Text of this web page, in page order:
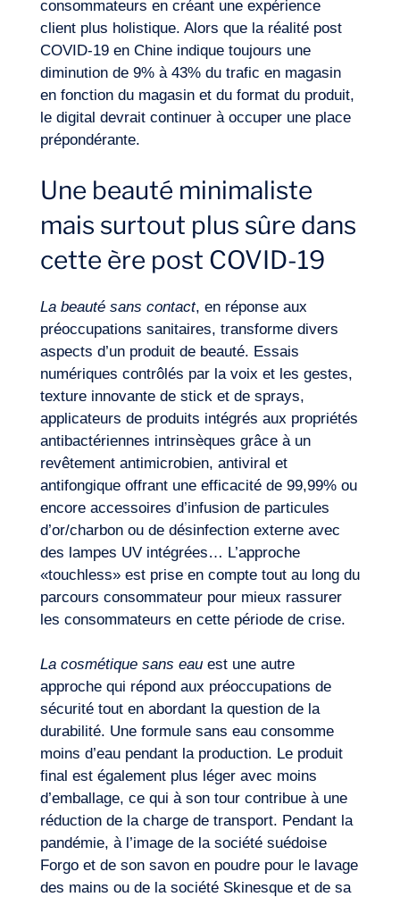
Journal de Bord
Nous contacter
FR
consommateurs en créant une expérience
client plus holistique. Alors que la réalité post
COVID-19 en Chine indique toujours une
diminution de 9% à 43% du trafic en magasin
en fonction du magasin et du format du produit,
le digital devrait continuer à occuper une place
prépondérante.
Une beauté minimaliste
mais surtout plus sûre dans
cette ère post COVID-19
La beauté sans contact, en réponse aux
préoccupations sanitaires, transforme divers
aspects d’un produit de beauté. Essais
numériques contrôlés par la voix et les gestes,
texture innovante de stick et de sprays,
applicateurs de produits intégrés aux propriétés
antibactériennes intrinsèques grâce à un
revêtement antimicrobien, antiviral et
antifongique offrant une efficacité de 99,99% ou
encore accessoires d’infusion de particules
d’or/charbon ou de désinfection externe avec
des lampes UV intégrées… L’approche
«touchless» est prise en compte tout au long du
parcours consommateur pour mieux rassurer
les consommateurs en cette période de crise.
La cosmétique sans eauest une autre
approche qui répond aux préoccupations de
sécurité tout en abordant la question de la
durabilité. Une formule sans eau consomme
moins d’eau pendant la production. Le produit
final est également plus léger avec moins
d’emballage, ce qui à son tour contribue à une
réduction de la charge de transport. Pendant la
pandémie, à l’image de la société suédoise
Forgo et de son savon en poudre pour le lavage
des mains ou de la société Skinesque et de sa